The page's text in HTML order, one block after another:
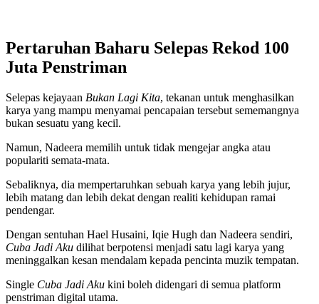
Pertaruhan Baharu Selepas Rekod 100
Juta Penstriman
Selepas kejayaan Bukan Lagi Kita, tekanan untuk menghasilkan
karya yang mampu menyamai pencapaian tersebut sememangnya
bukan sesuatu yang kecil.
Namun, Nadeera memilih untuk tidak mengejar angka atau
populariti semata-mata.
Sebaliknya, dia mempertaruhkan sebuah karya yang lebih jujur,
lebih matang dan lebih dekat dengan realiti kehidupan ramai
pendengar.
Dengan sentuhan Hael Husaini, Iqie Hugh dan Nadeera sendiri,
Cuba Jadi Aku dilihat berpotensi menjadi satu lagi karya yang
meninggalkan kesan mendalam kepada pencinta muzik tempatan.
Single Cuba Jadi Aku kini boleh didengari di semua platform
penstriman digital utama.